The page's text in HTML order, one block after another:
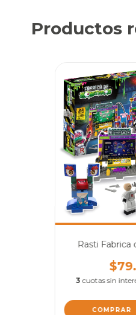
Productos
Rasti Fabrica
3 cuotas sin